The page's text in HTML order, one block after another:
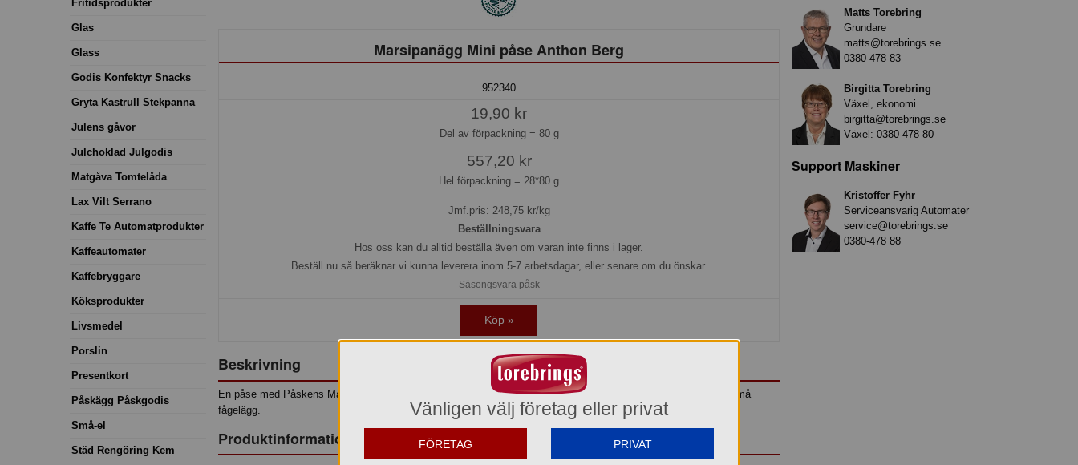
Fritidsprodukter
Glas
Glass
Godis Konfektyr Snacks
Gryta Kastrull Stekpanna
Julens gåvor
Julchoklad Julgodis
Matgåva Tomtelåda
Lax Vilt Serrano
Kaffe Te Automatprodukter
Kaffeautomater
Kaffebryggare
Köksprodukter
Livsmedel
Porslin
Presentkort
Påskägg Påskgodis
Små-el
Städ Rengöring Kem
Marsipanägg Mini påse Anthon Berg
952340
19,90 kr
Del av förpackning = 80 g
557,20 kr
Hel förpackning = 28*80 g
Jmf.pris: 248,75kr/kg
Beställningsvara
Hos oss kan du alltid beställa även om varan inte finns i lager.
Beställ nu så beräknar vi kunna leverera inom 5-7 arbetsdagar, eller senare om du önskar.
Säsongsvara påsk
Köp »
Beskrivning
En påse med Påskens Marsipanägg från Anthon Berg innehållande marsipan med mörk choklad formade som små
fågelägg.
Produktinformation
Matts Torebring
Grundare
matts@torebrings.se
0380-478 83
Birgitta Torebring
Växel, ekonomi
birgitta@torebrings.se
Växel: 0380-478 80
Support Maskiner
Kristoffer Fyhr
Serviceansvarig Automater
service@torebrings.se
0380-478 88
Vänligen välj företag eller privat
FÖRETAG PRIVAT